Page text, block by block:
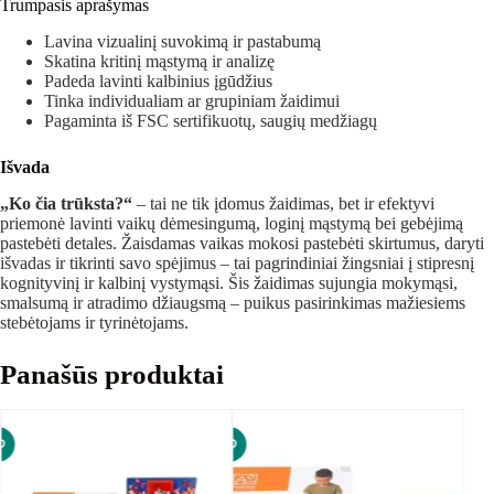
Trumpasis aprašymas
Lavina vizualinį suvokimą ir pastabumą
Skatina kritinį mąstymą ir analizę
Padeda lavinti kalbinius įgūdžius
Tinka individualiam ar grupiniam žaidimui
Pagaminta iš FSC sertifikuotų, saugių medžiagų
Išvada
„Ko čia trūksta?“ – tai ne tik įdomus žaidimas, bet ir efektyvi
priemonė lavinti vaikų dėmesingumą, loginį mąstymą bei gebėjimą
pastebėti detales. Žaisdamas vaikas mokosi pastebėti skirtumus, daryti
išvadas ir tikrinti savo spėjimus – tai pagrindiniai žingsniai į stipresnį
kognityvinį ir kalbinį vystymąsi. Šis žaidimas sujungia mokymąsi,
smalsumą ir atradimo džiaugsmą – puikus pasirinkimas mažiesiems
stebėtojams ir tyrinėtojams.
Panašūs produktai